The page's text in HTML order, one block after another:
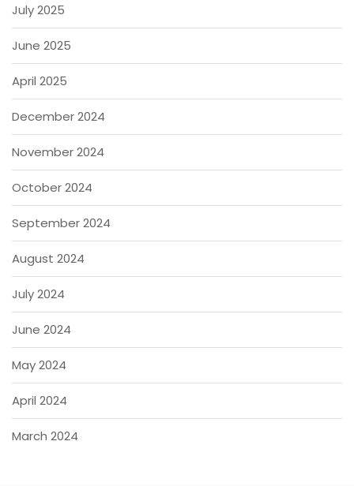
July 2025
June 2025
April 2025
December 2024
November 2024
October 2024
September 2024
August 2024
July 2024
June 2024
May 2024
April 2024
March 2024